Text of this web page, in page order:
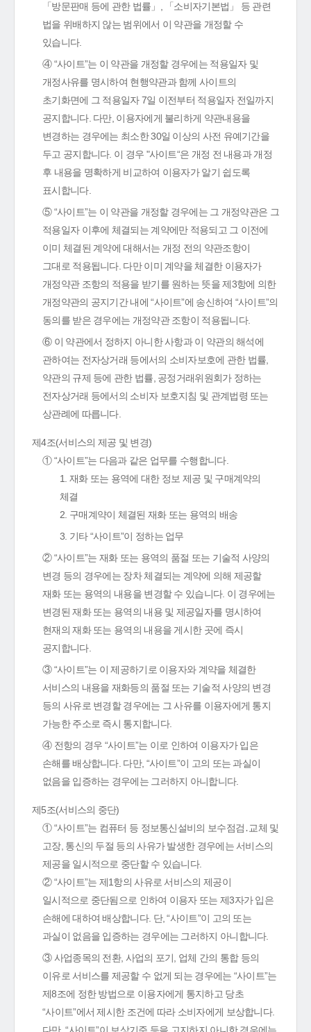
「방문판매 등에 관한 법률」, 「소비자기본법」 등 관련
법을 위배하지 않는 범위에서 이 약관을 개정할 수
있습니다.
④ “사이트”는 이 약관을 개정할 경우에는 적용일자 및
개정사유를 명시하여 현행약관과 함께 사이트의
초기화면에 그 적용일자 7일 이전부터 적용일자 전일까지
공지합니다. 다만, 이용자에게 불리하게 약관내용을
변경하는 경우에는 최소한 30일 이상의 사전 유예기간을
두고 공지합니다. 이 경우 "사이트“은 개정 전 내용과 개정
후 내용을 명확하게 비교하여 이용자가 알기 쉽도록
표시합니다.
⑤ “사이트”는 이 약관을 개정할 경우에는 그 개정약관은 그
적용일자 이후에 체결되는 계약에만 적용되고 그 이전에
이미 체결된 계약에 대해서는 개정 전의 약관조항이
그대로 적용됩니다. 다만 이미 계약을 체결한 이용자가
개정약관 조항의 적용을 받기를 원하는 뜻을 제3항에 의한
개정약관의 공지기간 내에 “사이트”에 송신하여 “사이트”의
동의를 받은 경우에는 개정약관 조항이 적용됩니다.
⑥ 이 약관에서 정하지 아니한 사항과 이 약관의 해석에
관하여는 전자상거래 등에서의 소비자보호에 관한 법률,
약관의 규제 등에 관한 법률, 공정거래위원회가 정하는
전자상거래 등에서의 소비자 보호지침 및 관계법령 또는
상관례에 따릅니다.
제4조(서비스의 제공 및 변경)
① “사이트”는 다음과 같은 업무를 수행합니다.
1. 재화 또는 용역에 대한 정보 제공 및 구매계약의
체결
2. 구매계약이 체결된 재화 또는 용역의 배송
3. 기타 “사이트”이 정하는 업무
② “사이트”는 재화 또는 용역의 품절 또는 기술적 사양의
변경 등의 경우에는 장차 체결되는 계약에 의해 제공할
재화 또는 용역의 내용을 변경할 수 있습니다. 이 경우에는
변경된 재화 또는 용역의 내용 및 제공일자를 명시하여
현재의 재화 또는 용역의 내용을 게시한 곳에 즉시
공지합니다.
③ “사이트”는 이 제공하기로 이용자와 계약을 체결한
서비스의 내용을 재화등의 품절 또는 기술적 사양의 변경
등의 사유로 변경할 경우에는 그 사유를 이용자에게 통지
가능한 주소로 즉시 통지합니다.
④ 전항의 경우 “사이트”는 이로 인하여 이용자가 입은
손해를 배상합니다. 다만, “사이트”이 고의 또는 과실이
없음을 입증하는 경우에는 그러하지 아니합니다.
제5조(서비스의 중단)
① “사이트”는 컴퓨터 등 정보통신설비의 보수점검․교체 및
고장, 통신의 두절 등의 사유가 발생한 경우에는 서비스의
제공을 일시적으로 중단할 수 있습니다.
② “사이트”는 제1항의 사유로 서비스의 제공이
일시적으로 중단됨으로 인하여 이용자 또는 제3자가 입은
손해에 대하여 배상합니다. 단, “사이트”이 고의 또는
과실이 없음을 입증하는 경우에는 그러하지 아니합니다.
③ 사업종목의 전환, 사업의 포기, 업체 간의 통합 등의
이유로 서비스를 제공할 수 없게 되는 경우에는 “사이트”는
제8조에 정한 방법으로 이용자에게 통지하고 당초
“사이트”에서 제시한 조건에 따라 소비자에게 보상합니다.